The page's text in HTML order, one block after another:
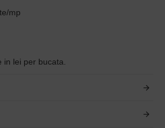
mp
lei per bucata.